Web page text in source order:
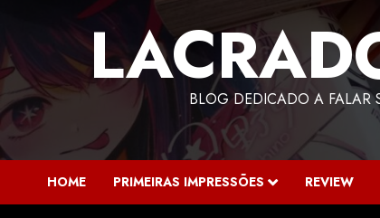
BLOG DEDICADO A FALAR
HOME PRIMEIRAS IMPRESSÕES REVIEW